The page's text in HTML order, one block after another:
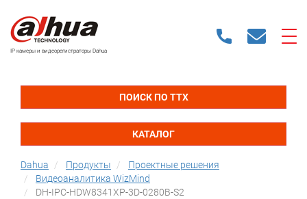
IP камеры и видеорегистраторы Dahua
ПОИСК ПО ТТХ
КАТАЛОГ
Dahua Продукты
Проектные решения
Видеоаналитика WizMind
DH-IPC-HDW8341XP-3D-0280B-S2